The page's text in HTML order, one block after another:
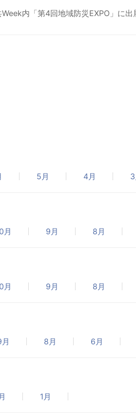
内「第4回地域防災EXPO」に出
5月 4月
月 9月 8月
月 9月 8月
8月 6月
1月